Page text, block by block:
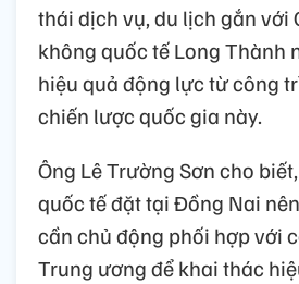
thái dịch vụ, du lịch gắn với
không quốc tế Long Thành
hiệu quả động lực từ công
chiến lược quốc gia này.
Ông Lê Trường Sơn cho
quốc tế đặt tại Đồng Nai
cần chủ động phối hợp với
Trung ương để khai thác